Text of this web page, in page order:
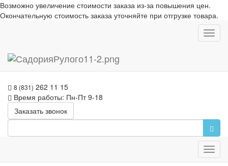
Возможно увеличение стоимости заказа из-за повышения цен.
Окончательную стоимость заказа уточняйте при отгрузке товара.
8 (831) 262 11 15
Время работы: Пн-Пт 9-18
Заказать звонок